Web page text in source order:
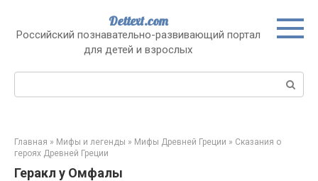
контенту
Dettext.com
Российский познавательно-развивающий портал
для детей и взрослых
Поиск:
Главная » Мифы и легенды » Мифы Древней Греции » Сказания о
героях Древней Греции
Геракл у Омфалы